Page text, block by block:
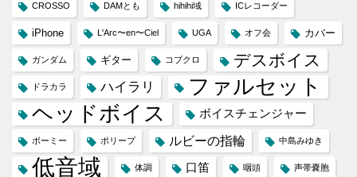
CROSSO DAMとも hihihi域 ICレコーダー
iPhone L'Arc〜en〜Ciel UGA オフ会 カバー
ガンダム ギター コブクロ デスボイス
ドラカラ ハイラリ
ファルセット
ヘッドボイス
ボイスチェンジャー
ボーミー ポリープ ルビーの指輪 中島みゆき
低音域 体調 口笛 咽頭 声帯嚢胞